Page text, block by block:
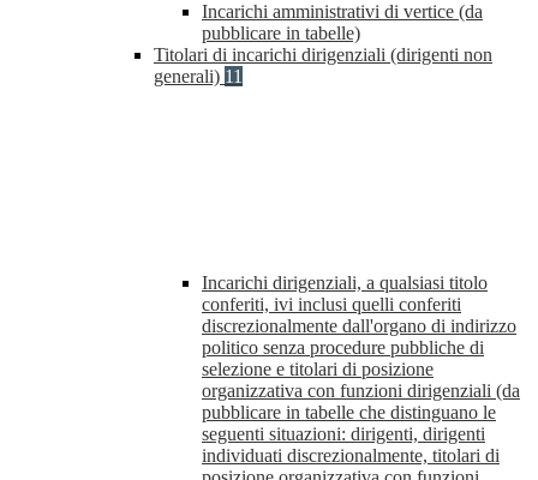
Incarichi amministrativi di vertice (da
pubblicare in tabelle)
Titolari di incarichi dirigenziali (dirigenti non
generali) 11
Incarichi dirigenziali, a qualsiasi titolo
conferiti, ivi inclusi quelli conferiti
discrezionalmente dall'organo di indirizzo
politico senza procedure pubbliche di
selezione e titolari di posizione
organizzativa con funzioni dirigenziali (da
pubblicare in tabelle che distinguano le
seguenti situazioni: dirigenti, dirigenti
individuati discrezionalmente, titolari di